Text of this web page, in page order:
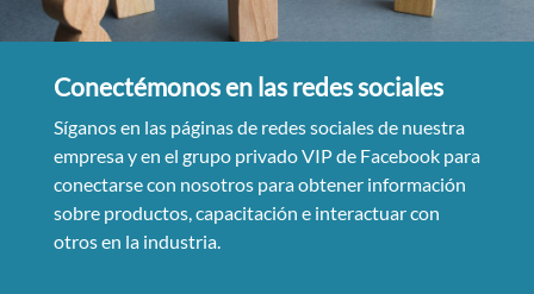
Conectémonos en las redes sociales
Síganos en las páginas de redes sociales de nuestra
empresa y en el grupo privado VIP de Facebook para
conectarse con nosotros para obtener información
sobre productos, capacitación e interactuar con
otros en la industria.